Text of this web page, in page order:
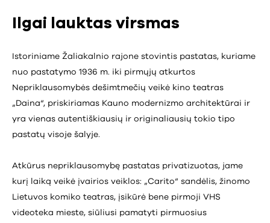
Ilgai lauktas virsmas
Istoriniame Žaliakalnio rajone stovintis pastatas, kuriame
nuo pastatymo 1936 m. iki pirmųjų atkurtos
Nepriklausomybės dešimtmečių veikė kino teatras
„Daina“, priskiriamas Kauno modernizmo architektūrai ir
yra vienas autentiškiausių ir originaliausių tokio tipo
pastatų visoje šalyje.
Atkūrus nepriklausomybę pastatas privatizuotas, jame
kurį laiką veikė įvairios veiklos: „Carito“ sandėlis, žinomo
Lietuvos komiko teatras, įsikūrė bene pirmoji VHS
videoteka mieste, siūliusi pamatyti pirmuosius